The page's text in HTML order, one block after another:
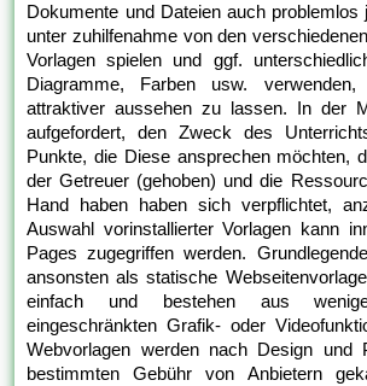
Dokumente und Dateien auch
unter zuhilfenahme von den
Vorlagen spielen und ggf.
Diagramme, Farben usw.
attraktiver aussehen zu lassen. In der
aufgefordert, den Zweck des
Punkte, die Diese ansprechen möchten,
der Getreuer (gehoben) und die
Hand haben haben sich verpflichtet,
Auswahl vorinstallierter Vorlagen kann
Pages zugegriffen werden.
ansonsten als statische
einfach und bestehen aus
eingeschränkten Grafik- oder
Webvorlagen werden nach Design und
bestimmten Gebühr von Anbietern